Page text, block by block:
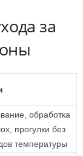
за
обработка
прогулки без
температуры